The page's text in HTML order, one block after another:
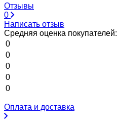
Отзывы
0
Написать отзыв
Средняя оценка покупателей:
0
0
0
0
0
Оплата и доставка